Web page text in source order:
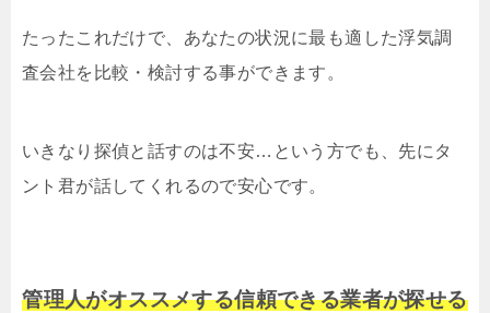
たったこれだけで、あなたの状況に最も適した浮気調
査会社を比較・検討する事ができます。
いきなり探偵と話すのは不安…という方でも、先にタ
ント君が話してくれるので安心です。
管理人がオススメする信頼できる業者が探せる